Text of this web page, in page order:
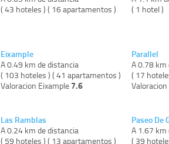
( 43 hoteles ) ( 16 apartamentos )
Eixample
A 0.49 km de distancia
( 103 hoteles ) ( 41 apartamentos )
Valoracion Eixample 7.6
Las Ramblas
A 0.24 km de distancia
( 59 hoteles ) ( 13 apartamentos )
( 1 hotel )
Parallel
A 0.78 km
( 17
Paseo De
A 1.67 km
( 39